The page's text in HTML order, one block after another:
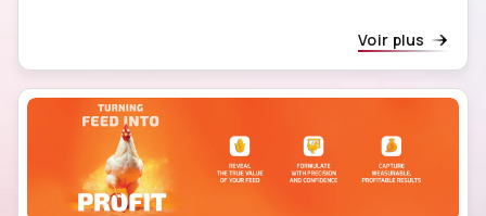
Voir plus